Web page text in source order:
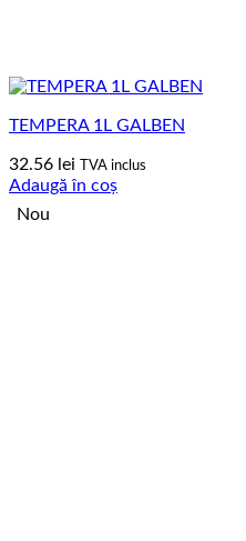
TEMPERA 1L GALBEN
32.56 lei TVA inclus
Adaugă în coș
Nou